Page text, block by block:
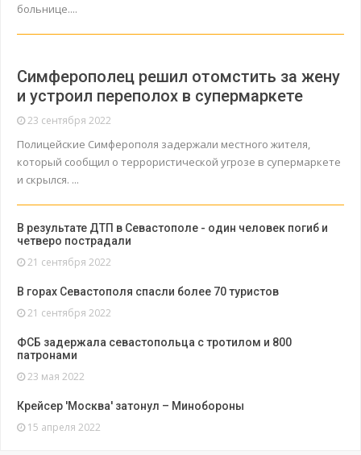
больнице....
Симферополец решил отомстить за жену
и устроил переполох в супермаркете
23 сентября 2022
Полицейские Симферополя задержали местного жителя,
который сообщил о террористической угрозе в супермаркете
и скрылся. ...
В результате ДТП в Севастополе - один человек погиб и
четверо пострадали
21 сентября 2022
В горах Севастополя спасли более 70 туристов
21 сентября 2022
ФСБ задержала севастопольца с тротилом и 800
патронами
23 мая 2022
Крейсер 'Москва' затонул – Минобороны
15 апреля 2022